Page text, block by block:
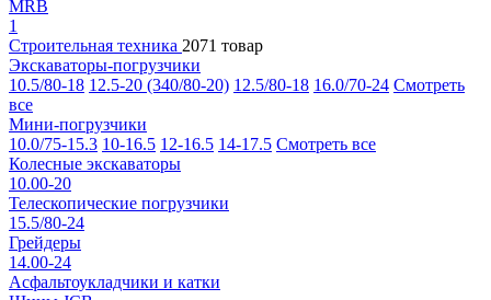
MRB
1
Строительная техника 2071 товар
Экскаваторы-погрузчики
10.5/80-18 12.5-20 (340/80-20) 12.5/80-18 16.0/70-24 Смотреть
все
Мини-погрузчики
10.0/75-15.3 10-16.5 12-16.5 14-17.5 Смотреть все
Колесные экскаваторы
10.00-20
Телескопические погрузчики
15.5/80-24
Грейдеры
14.00-24
Асфальтоукладчики и катки